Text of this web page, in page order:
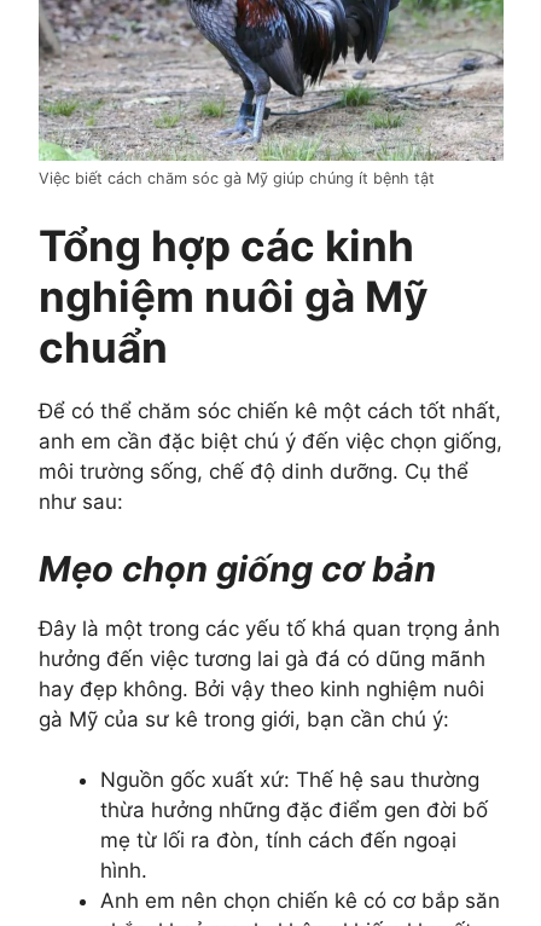
Việc biết cách chăm sóc gà Mỹ giúp chúng ít bệnh tật
Tổng hợp các kinh
nghiệm nuôi gà Mỹ
chuẩn
Để có thể chăm sóc chiến kê một cách tốt nhất,
anh em cần đặc biệt chú ý đến việc chọn giống,
môi trường sống, chế độ dinh dưỡng. Cụ thể
như sau:
Mẹo chọn giống cơ bản
Đây là một trong các yếu tố khá quan trọng ảnh
hưởng đến việc tương lai gà đá có dũng mãnh
hay đẹp không. Bởi vậy theo kinh nghiệm nuôi
gà Mỹ của sư kê trong giới, bạn cần chú ý:
Nguồn gốc xuất xứ: Thế hệ sau thường
thừa hưởng những đặc điểm gen đời bố
mẹ từ lối ra đòn, tính cách đến ngoại
hình.
Anh em nên chọn chiến kê có cơ bắp săn